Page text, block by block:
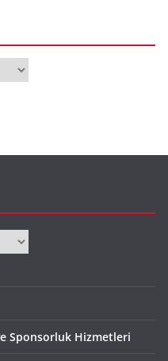
Sponsorluk Hizmetleri